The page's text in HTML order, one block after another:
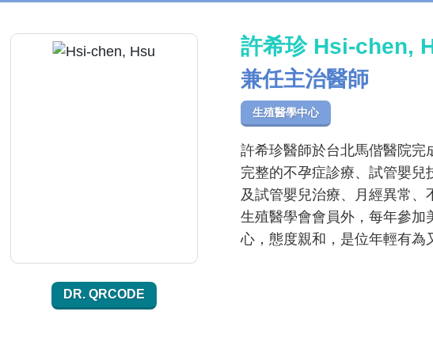
DR. QRCODE
許希珍 Hsi-chen,
兼任主治醫師
生殖醫學中心
許希珍醫師於台北馬偕醫院完
完整的不孕症診療、試管嬰
及試管嬰兒治療、月經異常
生殖醫學會會員外，每年參加
心，態度親和，是位年輕有為